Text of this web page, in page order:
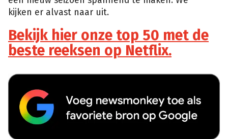
kijken er alvast naar uit.
Bekijk hier onze top 50 met de
beste reeksen op Netflix.